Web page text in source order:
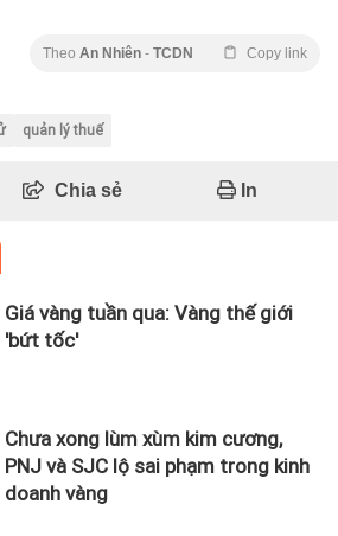
Theo An Nhiên - TCDN Copy link
quản lý thuế
Chia sẻ In
Giá vàng tuần qua: Vàng thế giới
'bứt tốc'
Chưa xong lùm xùm kim cương,
PNJ và SJC lộ sai phạm trong kinh
doanh vàng